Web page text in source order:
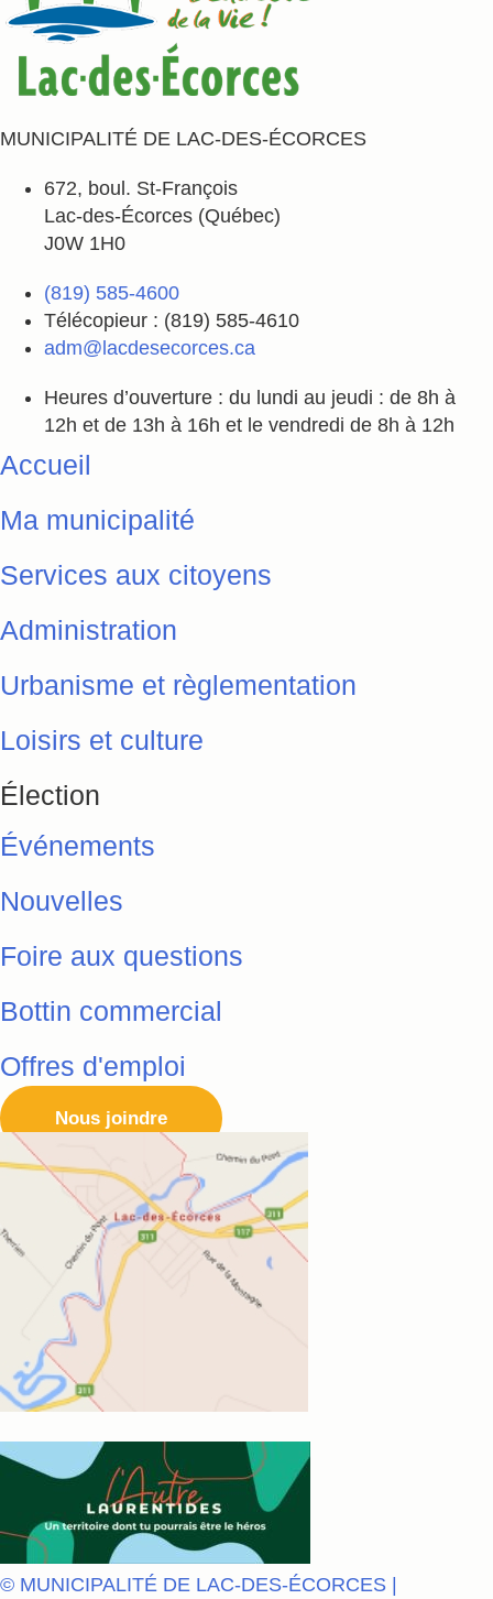
MUNICIPALITÉ DE LAC-DES-ÉCORCES
672, boul. St-François
Lac-des-Écorces (Québec)
J0W 1H0
(819) 585-4600
Télécopieur : (819) 585-4610
adm@lacdesecorces.ca
Heures d’ouverture : du lundi au jeudi : de 8h à
12h et de 13h à 16h et le vendredi de 8h à 12h
Accueil
Ma municipalité
Services aux citoyens
Administration
Urbanisme et règlementation
Loisirs et culture
Élection
Événements
Nouvelles
Foire aux questions
Bottin commercial
Offres d'emploi
Nous joindre
© MUNICIPALITÉ DE LAC-DES-ÉCORCES |